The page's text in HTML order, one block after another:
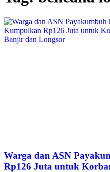
Warga dan ASN
Rp126 Juta untuk